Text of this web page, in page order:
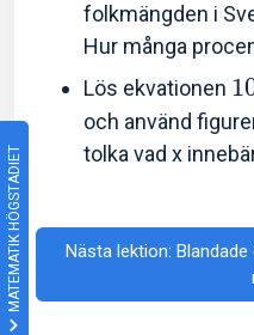
MATEMATIK HÖGSTADIET
folkmängden i
Hur många
Lös ekvationen 1
och använd
tolka vad x
Nästa lektion: